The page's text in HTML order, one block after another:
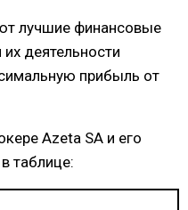
лучшие финансовые
деятельности
прибыль от
Azeta SA и его
таблице: